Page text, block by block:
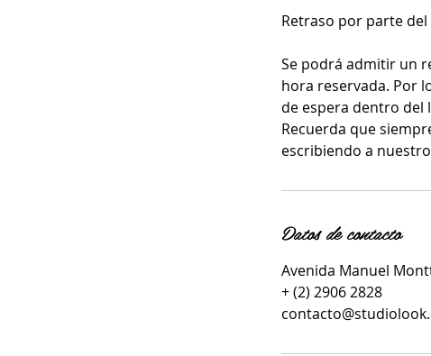
Retraso por parte del
Se podrá admitir un
hora reservada. Por
de espera dentro del
Recuerda que
escribiendo a
Datos de contacto
Avenida Manuel
+ (2) 2906 2828